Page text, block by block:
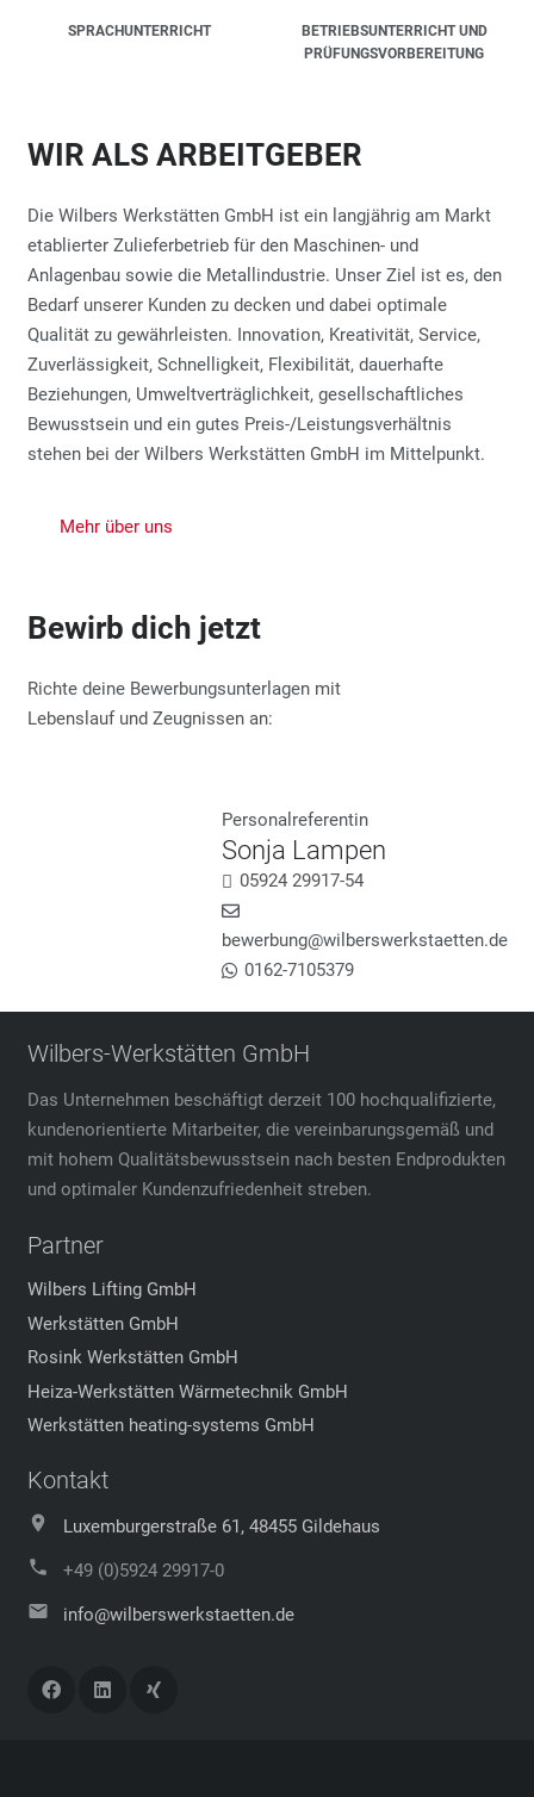
SPRACHUNTERRICHT
BETRIEBSUNTERRICHT UND
PRÜFUNGS­VORBEREITUNG
WIR ALS ARBEITGEBER
Die Wilbers Werkstätten GmbH ist ein langjährig am Markt
etablierter Zulieferbetrieb für den Maschinen- und
Anlagenbau sowie die Metallindustrie. Unser Ziel ist es, den
Bedarf unserer Kunden zu decken und dabei optimale
Qualität zu gewährleisten. Innovation, Kreativität, Service,
Zuverlässigkeit, Schnelligkeit, Flexibilität, dauerhafte
Beziehungen, Umweltverträglichkeit, gesellschaftliches
Bewusstsein und ein gutes Preis-/Leistungsverhältnis
stehen bei der Wilbers Werkstätten GmbH im Mittelpunkt.
Mehr über uns
Bewirb dich jetzt
Richte deine Bewerbungsunterlagen mit
Lebenslauf und Zeugnissen an:
Personalreferentin
Sonja Lampen
05924 29917-54
bewerbung@wilberswerkstaetten.de
0162-7105379
Wilbers-Werkstätten GmbH
Das Unternehmen beschäftigt derzeit 100 hochqualifizierte,
kundenorientierte Mitarbeiter, die vereinbarungsgemäß und
mit hohem Qualitätsbewusstsein nach besten Endprodukten
und optimaler Kundenzufriedenheit streben.
Partner
Wilbers Lifting GmbH
Werkstätten GmbH
Rosink Werkstätten GmbH
Heiza-Werkstätten Wärmetechnik GmbH
Werkstätten heating-systems GmbH
Kontakt
Luxemburgerstraße 61, 48455 Gildehaus
+49 (0)5924 29917-0
info@wilberswerkstaetten.de